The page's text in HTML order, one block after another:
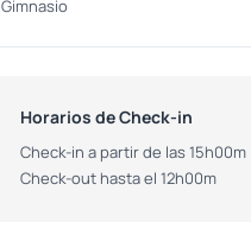
Gimnasio
Horarios de Check-in
Check-in a partir de las 15h00m
Check-out hasta el 12h00m